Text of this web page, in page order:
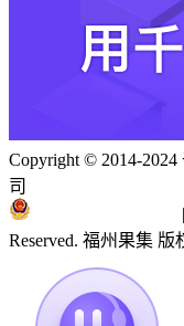
Copyright © 2014-
司
|
Reserved. 福州果集 版